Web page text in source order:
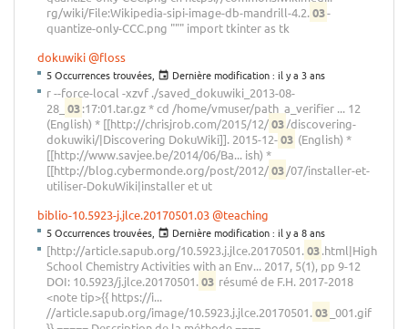
rg/wiki/File:Wikipedia-sipi-image-db-mandrill-4.2.03-
quantize-only-CCC.png """ import tkinter as tk
dokuwiki@floss
5 Occurrences trouvées, Dernière modification : il y a 3 ans
r --force-local -xzvf ./saved_dokuwiki_2013-08-
28_ 03 :17:01.tar.gz * cd /home/vmuser/path_a_verifier ... 12
(English) * [[http://chrisjrob.com/2015/12/03 /discovering-
dokuwiki/|Discovering DokuWiki]]. 2015-12-03 (English) *
[[http://www.savjee.be/2014/06/Ba... ish) *
[[http://blog.cybermonde.org/post/2012/03 /07/installer-et-
utiliser-DokuWiki|installer et ut
biblio-10.5923-j.jlce.20170501.03@teaching
5 Occurrences trouvées, Dernière modification : il y a 8 ans
[http://article.sapub.org/10.5923.j.jlce.20170501.03 .html|High
School Chemistry Activities with an Env... 2017, 5(1), pp 9-12
DOI: 10.5923/j.jlce.20170501.03 résumé de F.H. 2017-2018
<note tip>{{ https://i...
//article.sapub.org/image/10.5923.j.jlce.20170501.03 _001.gif